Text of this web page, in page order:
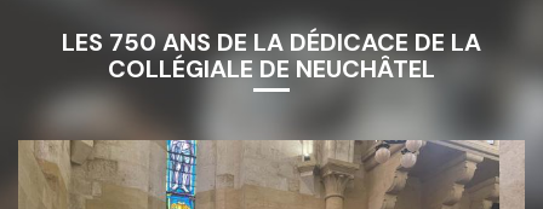
LES 750 ANS DE LA DÉDICACE DE LA
COLLÉGIALE DE NEUCHÂTEL